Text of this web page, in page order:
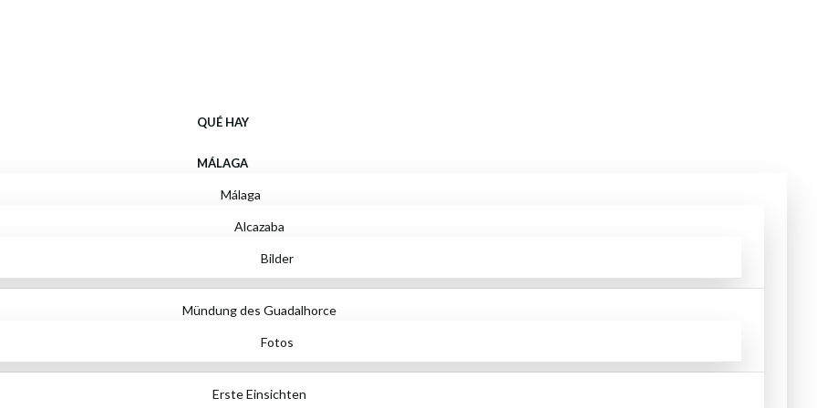
QUÉ HAY
MÁLAGA
Málaga
Alcazaba
Bilder
Mündung des Guadalhorce
Fotos
Erste Einsichten